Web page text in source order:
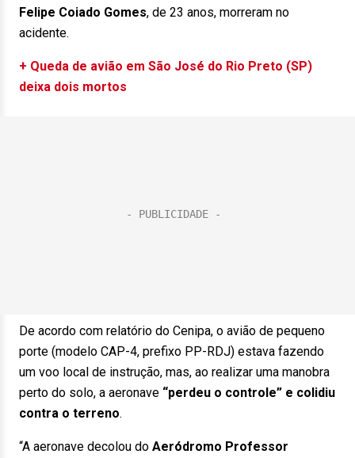
Felipe Coiado Gomes, de 23 anos, morreram no
acidente.
+ Queda de avião em São José do Rio Preto (SP)
deixa dois mortos
De acordo com relatório do Cenipa, o avião de pequeno
porte (modelo CAP-4, prefixo PP-RDJ) estava fazendo
um voo local de instrução, mas, ao realizar uma manobra
perto do solo, a aeronave “perdeu o controle” e colidiu
contra o terreno.
“A aeronave decolou do Aeródromo Professor